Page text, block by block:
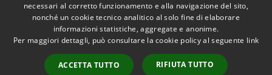
Accessibilità
Privacy
Copyright © 2026 • Comune di
Baiso • Powered by
Municipium•Accesso
redazione
necessari al corretto funzionamento e alla navigazione del sito,
nonché un cookie tecnico analitico al solo fine di elaborare
informazioni statistiche, aggregate e anonime.
Per maggiori dettagli, può consultare la cookie policy al seguente link
ACCETTA TUTTO RIFIUTA TUTTO